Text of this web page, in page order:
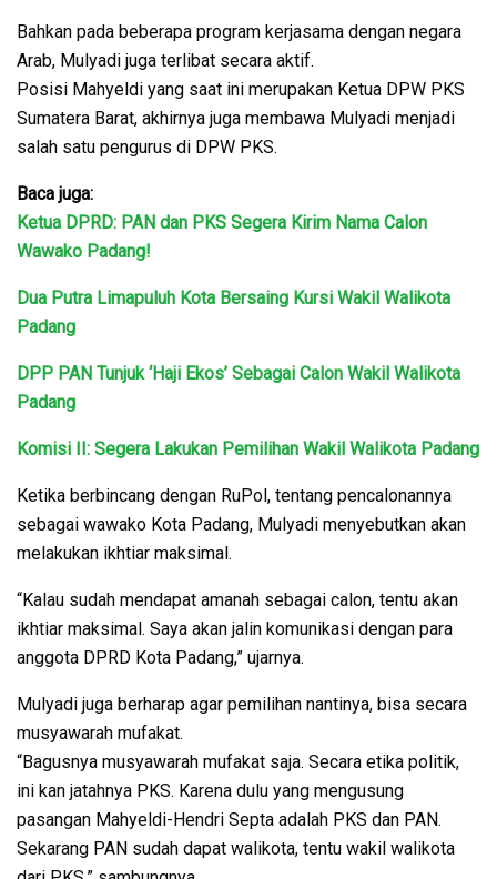
Bahkan pada beberapa program kerjasama dengan negara
Arab, Mulyadi juga terlibat secara aktif.
Posisi Mahyeldi yang saat ini merupakan Ketua DPW PKS
Sumatera Barat, akhirnya juga membawa Mulyadi menjadi
salah satu pengurus di DPW PKS.
Baca juga:
Ketua DPRD: PAN dan PKS Segera Kirim Nama Calon
Wawako Padang!
Dua Putra Limapuluh Kota Bersaing Kursi Wakil Walikota
Padang
DPP PAN Tunjuk ‘Haji Ekos’ Sebagai Calon Wakil Walikota
Padang
Komisi II: Segera Lakukan Pemilihan Wakil Walikota Padang
Ketika berbincang dengan RuPol, tentang pencalonannya
sebagai wawako Kota Padang, Mulyadi menyebutkan akan
melakukan ikhtiar maksimal.
“Kalau sudah mendapat amanah sebagai calon, tentu akan
ikhtiar maksimal. Saya akan jalin komunikasi dengan para
anggota DPRD Kota Padang,” ujarnya.
Mulyadi juga berharap agar pemilihan nantinya, bisa secara
musyawarah mufakat.
“Bagusnya musyawarah mufakat saja. Secara etika politik,
ini kan jatahnya PKS. Karena dulu yang mengusung
pasangan Mahyeldi-Hendri Septa adalah PKS dan PAN.
Sekarang PAN sudah dapat walikota, tentu wakil walikota